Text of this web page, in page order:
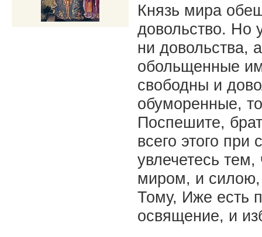
Князь мира
довольство. Но
ни довольства,
обольщенные
свободны и
обуморенные,
Поспешите,
всего этого при
увлечетесь
миром, и силою,
Тому, Иже есть
освящение, и